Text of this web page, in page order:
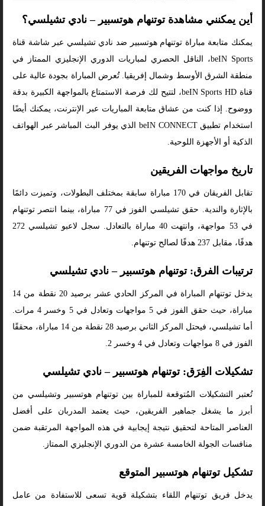
أين يمكنني مشاهدة توتنهام هوتسبير – نادي تشيلسي؟
يمكنك متابعة مباراة توتنهام هوتسبير ضد نادي تشيلسي عبر شاشة قناة
beIN Sports، الناقل الحصري لمباريات الدوري الإنجليزي الممتاز في
منطقة الشرق الأوسط وشمال إفريقيا. تُعرض المباراة بجودة عالية على
قناة beIN Sports HD، لتتيح لك فرصة الاستمتاع بالمواجهة الكبيرة بدقة
ووضوح. إذا كنت من عشاق متابعة المباريات عبر الإنترنت، يمكنك أيضًا
استخدام تطبيق beIN CONNECT الذي يوفر البث المباشر عبر الهواتف
الذكية أو الأجهزة اللوحية.
تاريخ مواجهات الفريقين
تقابل الفريقان في 170 مباراة سابقة بمختلف البطولات، وتميزت دائمًا
بالإثارة والندية. حقق تشيلسي الفوز في 77 مباراة، بينما انتصر توتنهام
في 53 مواجهة، وانتهت 40 مباراة بالتعادل. سجل لاعبو تشيلسي 272
هدفًا، مقابل 237 هدفًا لصالح توتنهام.
ترتيبات الفرق: توتنهام هوتسبير – نادي تشيلسي
يدخل توتنهام المباراة في المركز الحادي عشر برصيد 20 نقطة من 14
مباراة، حيث حقق الفوز في 5 مواجهات وتعادل في 5 وخسر 4 مرات.
أما تشيلسي، فيحتل المركز الثاني برصيد 28 نقطة من 14 مباراة، محققًا
الفوز في 8 مواجهات وتعادل في 4 وخسر 2.
تشكيلات الفِرَق: توتنهام هوتسبير – نادي تشيلسي
تُعتبر التشكيلات المُتوقعة للمباراة بين توتنهام هوتسبير وتشيلسي من
أبرز ما يشغل جماهير الفريقين، حيث يعتمد المدربان على أفضل
العناصر المتاحة لتحقيق نتيجة إيجابية في هذه المواجهة المرتقبة ضمن
منافسات الجولة الخامسة عشرة من الدوري الإنجليزي الممتاز.
تشكيل توتنهام هوتسبير المتوقع
يدخل فريق توتنهام اللقاء بتشكيلة قوية تسعى للاستفادة من عامل